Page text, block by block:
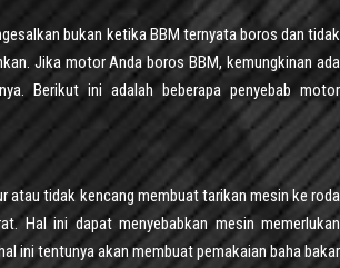
bukan ketika BBM ternyata boros dan tidak
Jika motor Anda boros BBM, kemungkinan ada
Berikut ini adalah beberapa penyebab motor
atau tidak kencang membuat tarikan mesin ke roda
Hal ini dapat menyebabkan mesin memerlukan
ini tentunya akan membuat pemakaian baha bakar